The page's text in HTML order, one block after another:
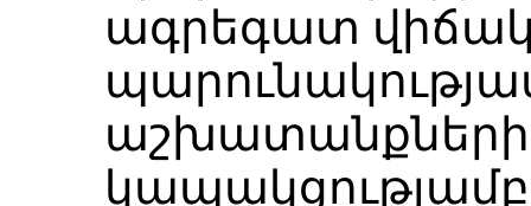
ագրեգատ